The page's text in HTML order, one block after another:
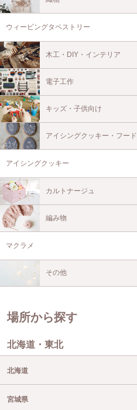
ウィービングタペストリー
木工・DIY・インテリア
電子工作
キッズ・子供向け
アイシングクッキー・フード
アイシングクッキー
カルトナージュ
編み物
マクラメ
その他
場所から探す
北海道・東北
北海道
宮城県